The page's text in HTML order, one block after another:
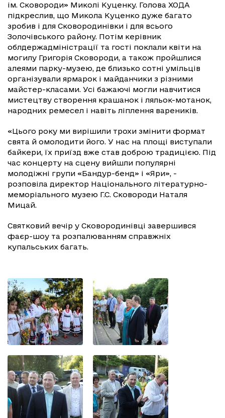
ім. Сковороди» Миколі Куценку. Голова ХОДА
підкреслив, що Микола Куценко дуже багато
зробив і для Сковородинівки і для всього
Золочівського району. Потім керівник
облдержадміністрації та гості поклали квіти на
могилу Григорія Сковороди, а також пройшлися
алеями парку-музею, де близько сотні умільців
організували ярмарок і майданчики з різними
майстер-класами. Усі бажаючі могли навчитися
мистецтву створення крашанок і ляльок-мотанок,
народних ремесел і навіть ліплення вареників.
«Цього року ми вирішили трохи змінити формат
свята й омолодити його. У нас на площі виступали
байкери, їх приїзд вже став доброю традицією. Під
час концерту на сцену вийшли популярні
молодіжні групи «Бандур-бенд» і «Яри», -
розповіла директор Національного літературно-
меморіального музею Г.С. Сковороди Наталя
Мицай.
Святковий вечір у Сковородинівці завершився
фаєр-шоу та розпалюванням справжніх
купальських багать.